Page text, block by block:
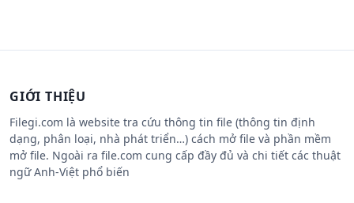
GIỚI THIỆU
Filegi.com là website tra cứu thông tin file (thông tin định
dạng, phân loại, nhà phát triển…) cách mở file và phần mềm
mở file. Ngoài ra file.com cung cấp đầy đủ và chi tiết các thuật
ngữ Anh-Việt phổ biến